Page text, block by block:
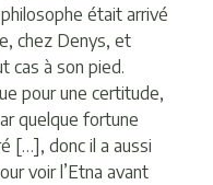
était arrivé
chez Denys, et
cas à son pied.
pour une certitude,
quelque fortune
[…], donc il a aussi
voir l’Etna avant